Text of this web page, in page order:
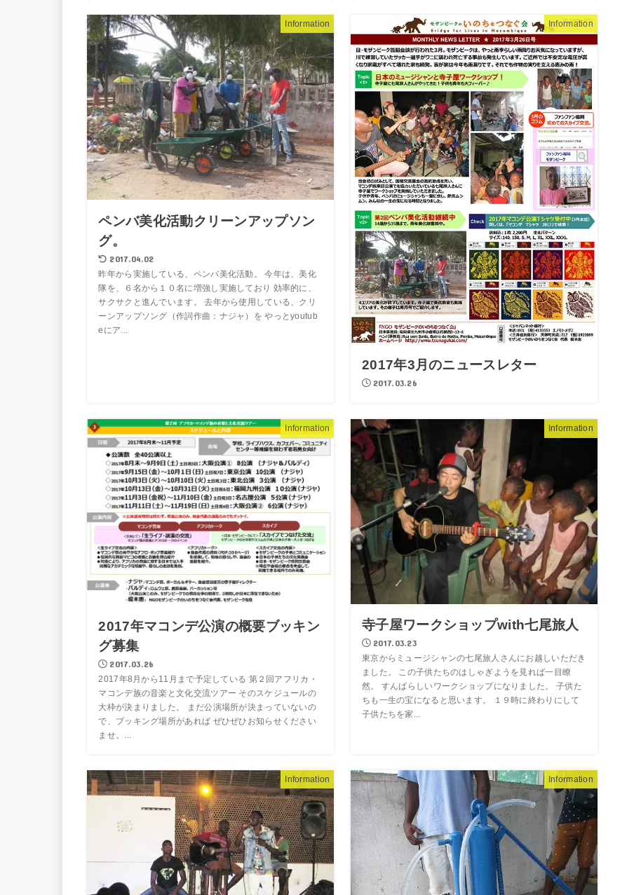
Information
ペンバ美化活動クリーンアップソン
グ。
2017.04.02
昨年から実施している、ペンバ美化活動。 今年は、美化
隊を、６名から１０名に増強し実施しており 効率的に、
サクサクと進んでいます。 去年から使用している、クリ
ーンアップソング（作詞作曲：ナジャ）を やっとyoutub
eにア...
Information
2017年3月のニュースレター
2017.03.26
Information
2017年マコンデ公演の概要ブッキン
グ募集
2017.03.26
2017年8月から11月まで予定している 第２回アフリカ・
マコンデ族の音楽と文化交流ツアー そのスケジュールの
大枠が決まりました。 まだ公演場所が決まっていないの
で、ブッキング場所があれば ぜひぜひお知らせください
ませ。...
Information
寺子屋ワークショップwith七尾旅人
2017.03.23
東京からミュージシャンの七尾旅人さんにお越しいただき
ました。 この子供たちのはしゃぎようを見れば一目瞭
然。 すんばらしいワークショップになりました。 子供た
ちも一生の宝になると思います。 １９時に終わりにして
子供たちを家...
Information Information